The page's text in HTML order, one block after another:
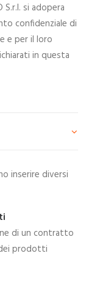
S.r.l. si adopera
confidenziale di
e per il loro
in questa
inserire diversi
di un contratto
prodotti